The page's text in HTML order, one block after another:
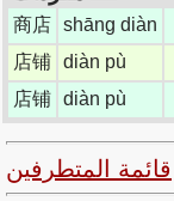
商店 shāng diàn
店铺 diàn pù
店铺 diàn pù
قائمة المتطرفين